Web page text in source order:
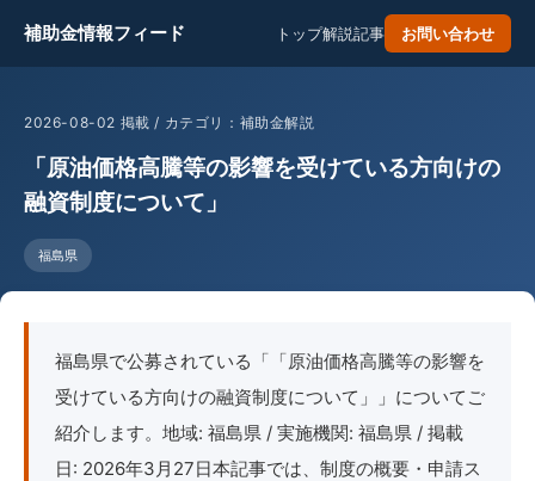
補助金情報フィード トップ解説記事 お問い合わせ
2026-08-02 掲載 / カテゴリ：補助金解説
「原油価格高騰等の影響を受けている方向けの
融資制度について」
福島県
福島県で公募されている「「原油価格高騰等の影響を
受けている方向けの融資制度について」」についてご
紹介します。地域: 福島県 / 実施機関: 福島県 / 掲載
日: 2026年3月27日本記事では、制度の概要・申請ス